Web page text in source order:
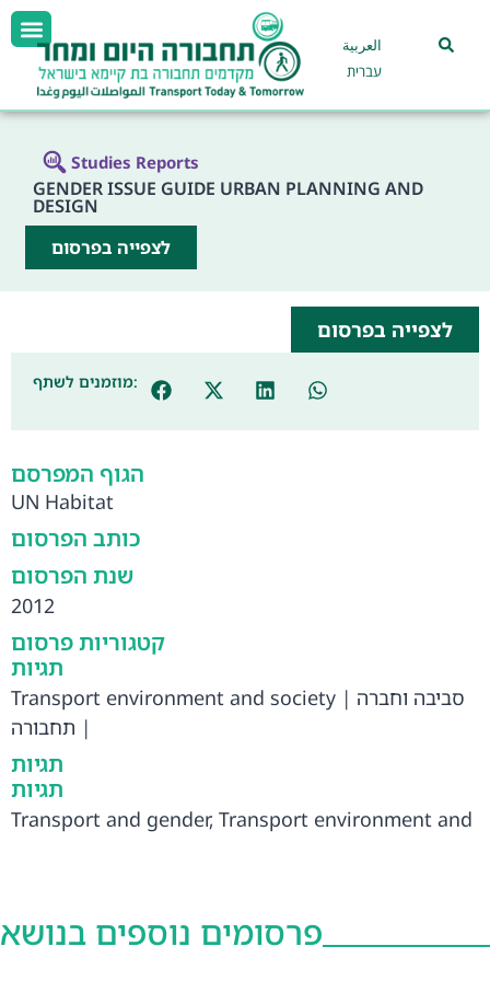
العربية
עברית
Studies Reports
GENDER ISSUE GUIDE URBAN PLANNING AND
DESIGN
לצפייה בפרסום
לצפייה בפרסום
מוזמנים לשתף:
הגוף המפרסם
UN Habitat
כותב הפרסום
שנת הפרסום
2012
קטגוריות פרסום
תגיות
Transport environment and society | סביבה וחברה
| תחבורה
תגיות
תגיות
Transport and gender, Transport environment and
פרסומים נוספים בנושא